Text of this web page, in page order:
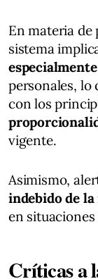
En materia de
sistema
personales, lo
con los
vigente.
Asimismo,
indebido de
en
Críticas a